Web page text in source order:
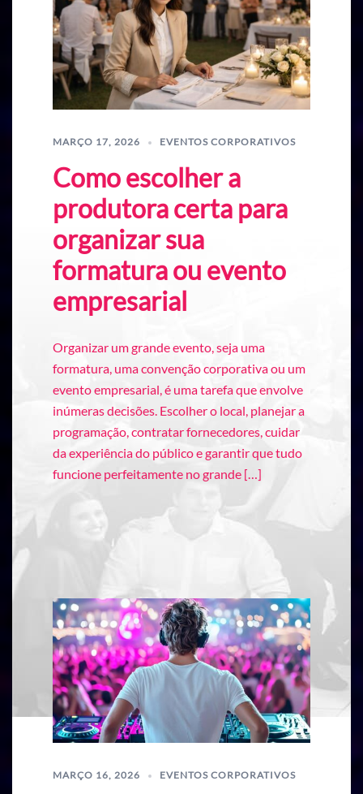
MARÇO 17, 2026 EVENTOS CORPORATIVOS
Como escolher a
produtora certa para
organizar sua
formatura ou evento
empresarial
Organizar um grande evento, seja uma
formatura, uma convenção corporativa ou um
evento empresarial, é uma tarefa que envolve
inúmeras decisões. Escolher o local, planejar a
programação, contratar fornecedores, cuidar
da experiência do público e garantir que tudo
funcione perfeitamente no grande […]
MARÇO 16, 2026 EVENTOS CORPORATIVOS